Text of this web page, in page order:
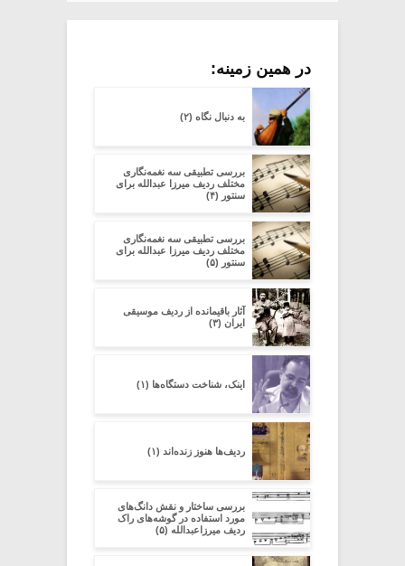
در همین زمینه:
به دنبال نگاه (۲)
بررسی تطبیقی سه نغمه‌نگاری
مختلف ردیف میرزا عبدالله برای
سنتور (۴)
بررسی تطبیقی سه نغمه‌نگاری
مختلف ردیف میرزا عبدالله برای
سنتور (۵)
آثار باقیمانده از ردیف موسیقی
ایران (۳)
اینک، شناخت دستگاه‌ها (۱)
ردیف‌ها هنوز زنده‌اند (۱)
بررسی ساختار و نقش دانگ‌های
مورد استفاده در گوشه‌های راک
ردیف میرزاعبدالله (۵)